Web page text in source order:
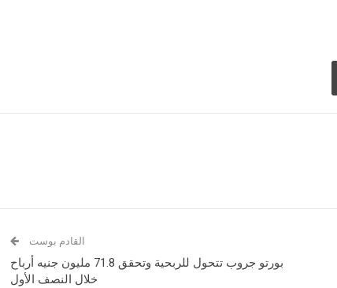
القادم بوست
بورتو جروب تتحول للربحية وتحقق 71.8 مليون جنيه أرباح
خلال النصف الأول